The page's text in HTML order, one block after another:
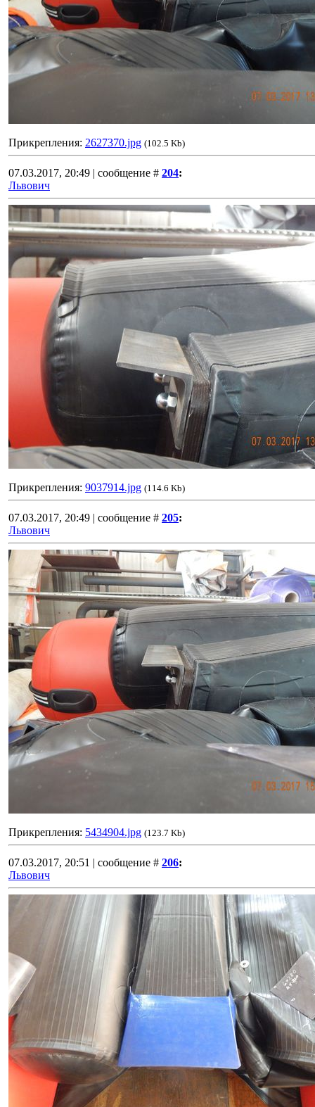
Прикрепления: 2627370.jpg (102.5 Kb)
07.03.2017, 20:49 | сообщение # 204:
Львович
Прикрепления: 9037914.jpg (114.6 Kb)
07.03.2017, 20:49 | сообщение # 205:
Львович
Прикрепления: 5434904.jpg (123.7 Kb)
07.03.2017, 20:51 | сообщение # 206:
Львович